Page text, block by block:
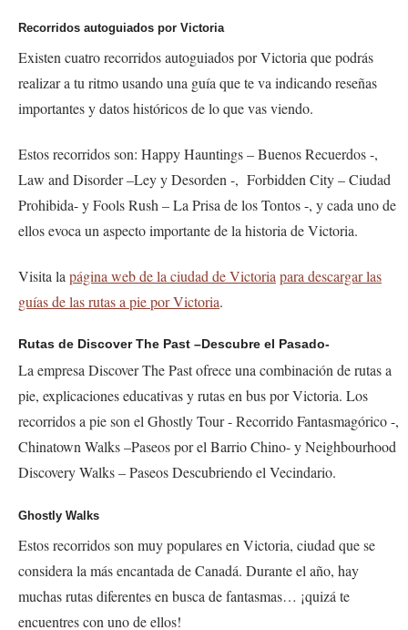
Recorridos autoguiados por Victoria
Existen cuatro recorridos autoguiados por Victoria que podrás
realizar a tu ritmo usando una guía que te va indicando reseñas
importantes y datos históricos de lo que vas viendo.
Estos recorridos son: Happy Hauntings– Buenos Recuerdos -,
Law and Disorder–Ley y Desorden -, Forbidden City– Ciudad
Prohibida- yFools Rush– La Prisa de los Tontos -, y cada uno de
ellos evoca un aspecto importante de la historia de Victoria.
Visita lapágina web de la ciudad de Victoriapara descargar las
guías de las rutas a pie por Victoria.
Rutas de Discover The Past –Descubre el Pasado-
La empresaDiscover The Pastofrece una combinación de rutas a
pie, explicaciones educativas y rutas en bus por Victoria. Los
recorridos a pie son elGhostly Tour- Recorrido Fantasmagórico -,
Chinatown Walks–Paseos por el Barrio Chino- yNeighbourhood
Discovery Walks– Paseos Descubriendo el Vecindario.
Ghostly Walks
Estos recorridos son muy populares en Victoria, ciudad que se
considera la másencantadade Canadá. Durante el año, hay
muchas rutas diferentes en busca de fantasmas… ¡quizá te
encuentres con uno de ellos!